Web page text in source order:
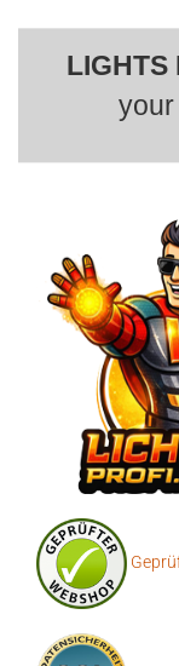
LIGHTS